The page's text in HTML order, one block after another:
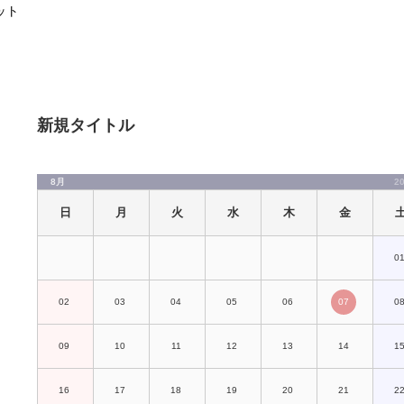
ト
新規タイトル
8月
日 月 火 水 木 金
01
02 03 04 05 06 07 08
09 10 11 12 13 14 15
16 17 18 19 20 21 22